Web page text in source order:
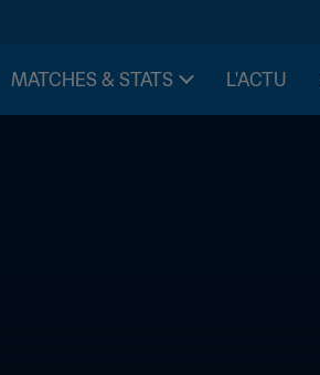
MATCHES & STATS L'ACTU